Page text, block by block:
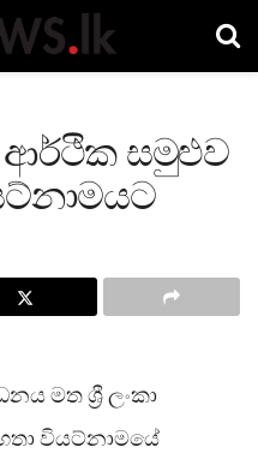
ආර්ථික සමුළුව
මත ශ්‍රී ලංකා
වියට්නාමයේ